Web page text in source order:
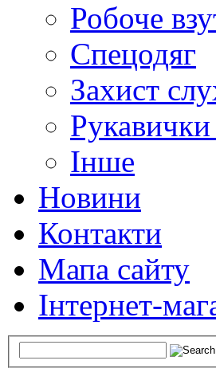
Робоче
Спецодяг
Захист
Інше
Новини
Контакти
Мапа сайту
Інтернет-